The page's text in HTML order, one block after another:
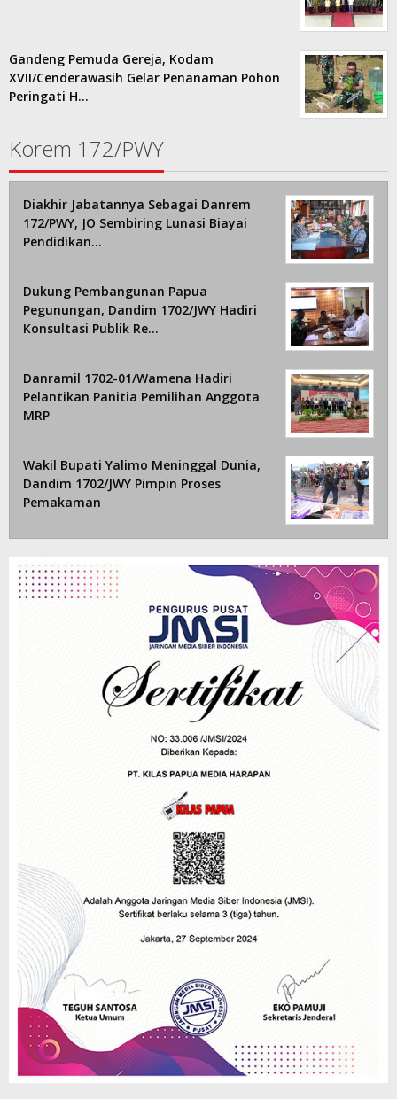
Gandeng Pemuda Gereja, Kodam
XVII/Cenderawasih Gelar Penanaman Pohon
Peringati H…
Korem 172/PWY
Diakhir Jabatannya Sebagai Danrem
172/PWY, JO Sembiring Lunasi Biayai
Pendidikan…
Dukung Pembangunan Papua
Pegunungan, Dandim 1702/JWY Hadiri
Konsultasi Publik Re…
Danramil 1702-01/Wamena Hadiri
Pelantikan Panitia Pemilihan Anggota
MRP
Wakil Bupati Yalimo Meninggal Dunia,
Dandim 1702/JWY Pimpin Proses
Pemakaman